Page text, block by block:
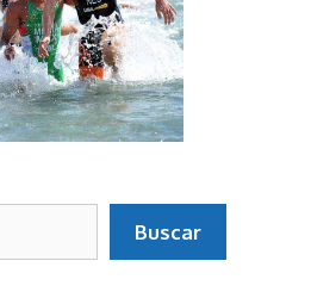
Buscar